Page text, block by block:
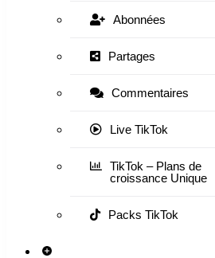
Abonnées
Partages
Commentaires
Live TikTok
TikTok – Plans de
croissance Unique
Packs TikTok